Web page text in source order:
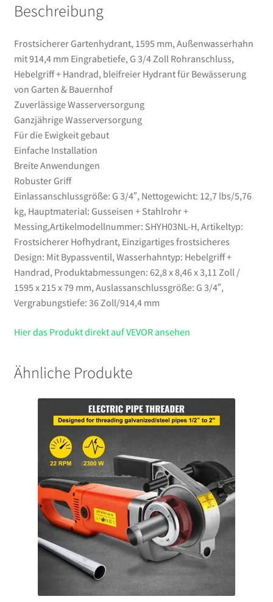
bleifreier
für
Bewässerung
von
Garten
&
Bauernhof
Menge
Beschreibung
Frostsicherer Gartenhydrant, 1595 mm, Außenwasserhahn
mit 914,4 mm Eingrabetiefe, G 3/4 Zoll Rohranschluss,
Hebelgriff + Handrad, bleifreier Hydrant für Bewässerung
von Garten & Bauernhof
Zuverlässige Wasserversorgung
Ganzjährige Wasserversorgung
Für die Ewigkeit gebaut
Einfache Installation
Breite Anwendungen
Robuster Griff
Einlassanschlussgröße: G 3/4″, Nettogewicht: 12,7 lbs/5,76
kg, Hauptmaterial: Gusseisen + Stahlrohr +
Messing,Artikelmodellnummer: SHYH03NL-H, Artikeltyp:
Frostsicherer Hofhydrant, Einzigartiges frostsicheres
Design: Mit Bypassventil, Wasserhahntyp: Hebelgriff +
Handrad, Produktabmessungen: 62,8 x 8,46 x 3,11 Zoll /
1595 x 215 x 79 mm, Auslassanschlussgröße: G 3/4″,
Vergrabungstiefe: 36 Zoll/914,4 mm
Hier das Produkt direkt auf VEVOR ansehen
Ähnliche Produkte